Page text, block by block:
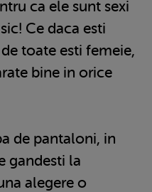
ca ele sunt sexi
Ce daca esti
toate esti femeie,
bine in orice
de pantaloni, in
gandesti la
alegere o